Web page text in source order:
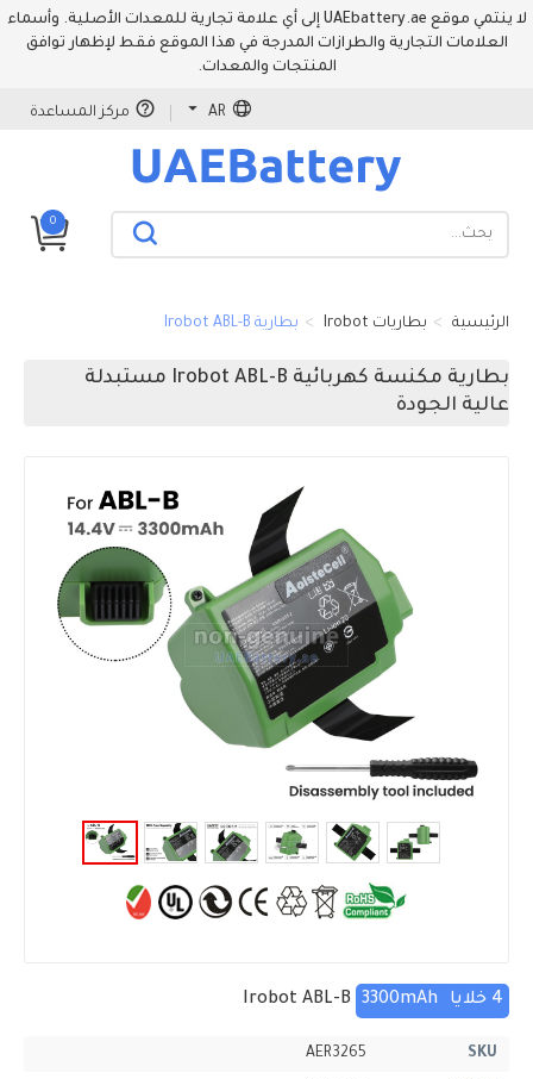
لا ينتمي موقع UAEbattery.ae إلى أي علامة تجارية للمعدات الأصلية. وأسماء
العلامات التجارية والطرازات المدرجة في هذا الموقع فقط لإظهار توافق
المنتجات والمعدات.
AR مركز المساعدة
0
الرئيسية بطاريات Irobot بطارية Irobot ABL-B
بطارية مكنسة كهربائية Irobot ABL-B مستبدلة
عالية الجودة
4 خلايا 3300mAh
SKU
AER3265